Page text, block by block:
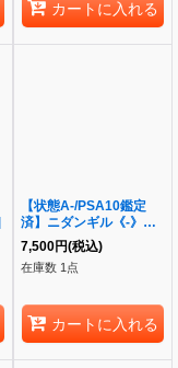
カートに入れる
【状態A-/PSA10鑑定
済】ニダンギル《-》
{091/080}[-]
7,500円(税込)
在庫数 1点
カートに入れる